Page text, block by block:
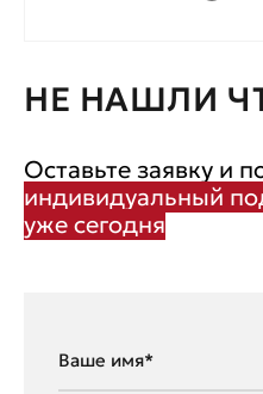
НЕ НАШЛИ
Оставьте заявку и
индивидуальный
уже сегодня